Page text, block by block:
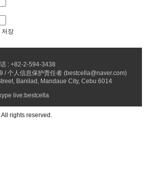
저장
: +82-2-594-3438
/ 个人信息保护责任者 (bestcella@naver.com)
Banilad, Mandaue City, Cebu 6014
live:bestcella
rights reserved.